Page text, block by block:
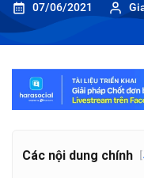
07/06/2021
Các nội dung chính [